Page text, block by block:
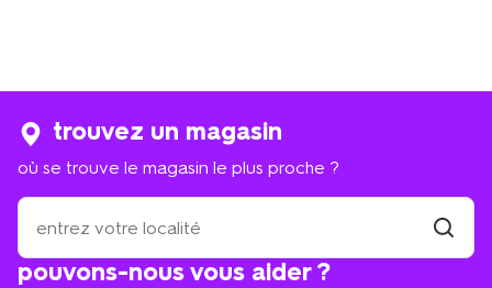
pouvons-nous vous aider ?
trouvez un magasin
où se trouve le magasin le plus proche ?
où
trouve
le
trouver